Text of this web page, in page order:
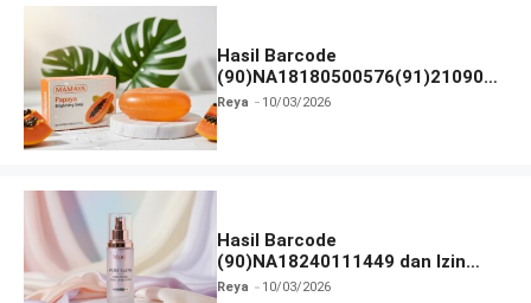
Hasil Barcode
(90)NA18180500576(91)210906
dan Izin BPOM
Reya 10/03/2026
Hasil Barcode
(90)NA18240111449 dan Izin
BPOM
Reya 10/03/2026